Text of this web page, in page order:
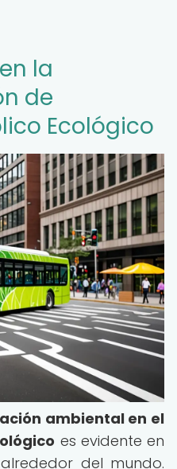
la
de
Ecológico
ambiental en el
es evidente en
del mundo.